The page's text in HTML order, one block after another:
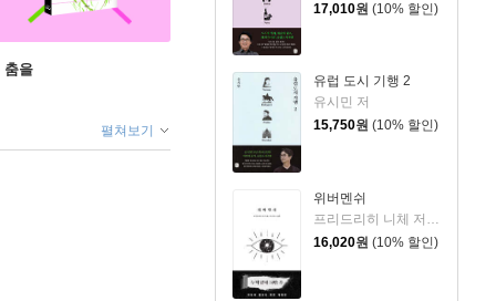
17,010원 (10% 할인)
유럽 도시 기행 2
유시민 저
15,750원 (10% 할인)
위버멘쉬
16,020원 (10% 할인)
춤을
펼쳐보기